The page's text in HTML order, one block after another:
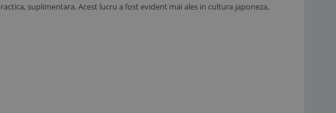
suplimentara. Acest lucru a fost evident mai ales in cultura japoneza,